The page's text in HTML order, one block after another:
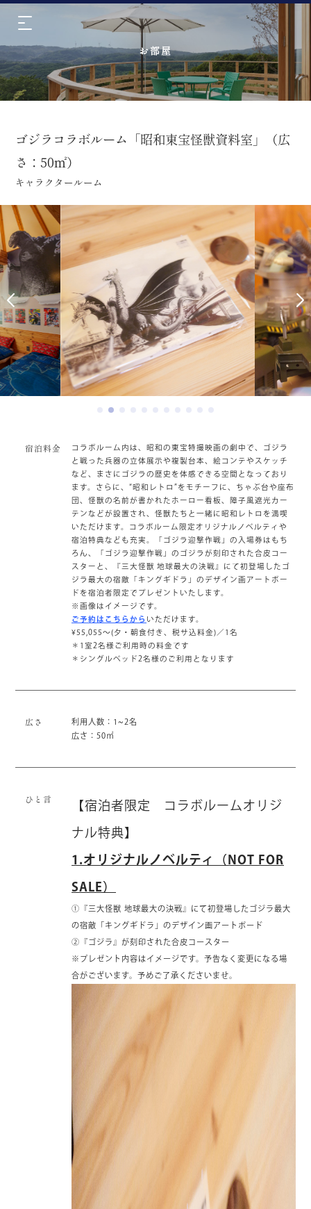
お部屋
ゴジラコラボルーム「昭和東宝怪獣資料室」（広
さ：50㎡）
キャラクタールーム
宿泊料金
コラボルーム内は、昭和の東宝特撮映画の劇中で、ゴジラ
と戦った兵器の立体展示や複製台本、絵コンテやスケッチ
など、まさにゴジラの歴史を体感できる空間となっており
ます。さらに、“昭和レトロ”をモチーフに、ちゃぶ台や座布
団、怪獣の名前が書かれたホーロー看板、障子風遮光カー
テンなどが設置され、怪獣たちと一緒に昭和レトロを満喫
いただけます。コラボルーム限定オリジナルノベルティや
宿泊特典なども充実。「ゴジラ迎撃作戦」の入場券はもち
ろん、「ゴジラ迎撃作戦」のゴジラが刻印された合皮コー
スターと、『三大怪獣 地球最大の決戦』にて初登場したゴ
ジラ最大の宿敵「キングギドラ」のデザイン画アートボー
ドを宿泊者限定でプレゼントいたします。
※画像はイメージです。
ご予約はこちらから いただけます。
¥55,055～(夕・朝食付き、税サ込料金)／1名
＊1室2名様ご利用時の料金です
＊シングルベッド2名様のご利用となります
広さ
利用人数：1~2名
広さ：50㎡
ひと言 【宿泊者限定 コラボルームオリジ
ナル特典】
1.オリジナルノベルティ（NOT FOR
SALE）
①『三大怪獣 地球最大の決戦』にて初登場したゴジラ最大
の宿敵「キングギドラ」のデザイン画アートボード
②『ゴジラ』が刻印された合皮コースター
※プレゼント内容はイメージです。予告なく変更になる場
合がございます。予めご了承くださいませ。